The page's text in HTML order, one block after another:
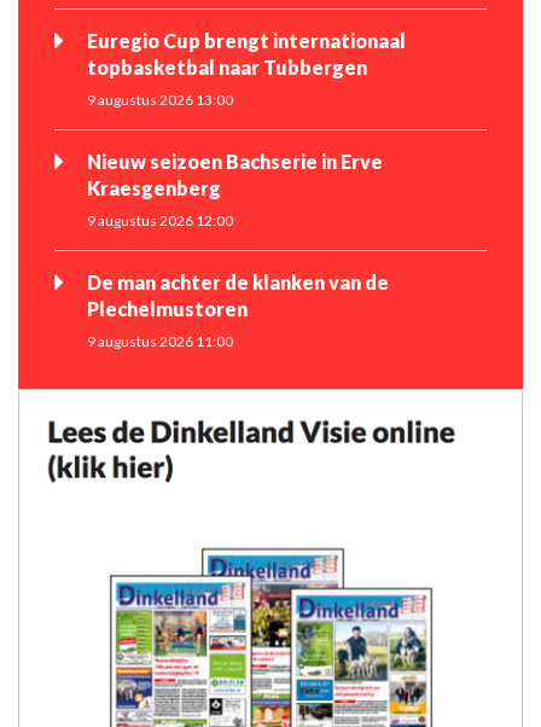
Euregio Cup brengt internationaal
topbasketbal naar Tubbergen
9 augustus 2026 13:00
Nieuw seizoen Bachserie in Erve
Kraesgenberg
9 augustus 2026 12:00
De man achter de klanken van de
Plechelmustoren
9 augustus 2026 11:00